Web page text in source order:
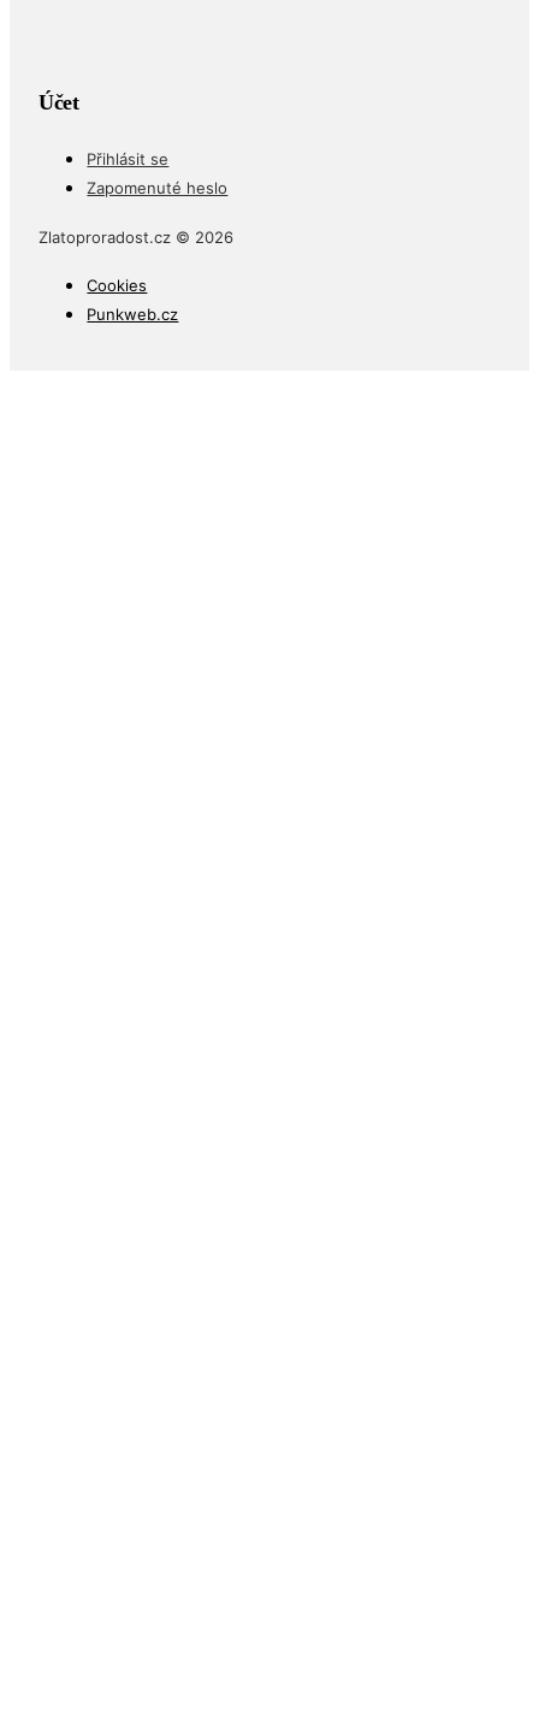
Účet
Přihlásit se
Zapomenuté heslo
Zlatoproradost.cz © 2026
Cookies
Punkweb.cz